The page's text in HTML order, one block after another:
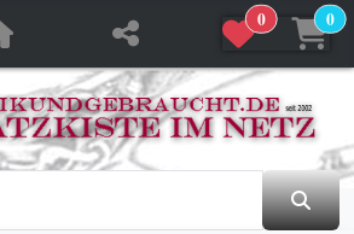
0 0
in den Warenkorb
in den Warenkorb